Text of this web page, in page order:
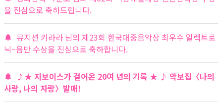
을 진심으로 축하드립니다.
뮤지션 키라라 님의 제23회 한국대중음악상 최우수 일렉트로
닉–음반 수상을 진심으로 축하합니다.
♪★ 지보이스가 걸어온 20여 년의 기록 ★ ♪ 악보집〈나의
사랑, 나의 자랑〉발매!